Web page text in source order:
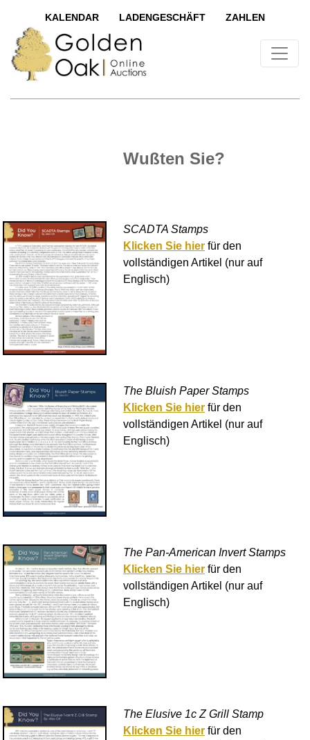
KALENDAR LADENGESCHÄFT ZAHLEN
Wußten Sie?
SCADTA Stamps
Klicken Sie hier für den
vollständigen Artikel (nur auf
Englisch)
The Bluish Paper Stamps
Klicken Sie hier für den
vollständigen Artikel (nur auf
Englisch)
The Pan-American Invert Stamps
Klicken Sie hier für den
vollständigen Artikel (nur auf
Englisch)
The Elusive 1c Z Grill Stamp
Klicken Sie hier für den